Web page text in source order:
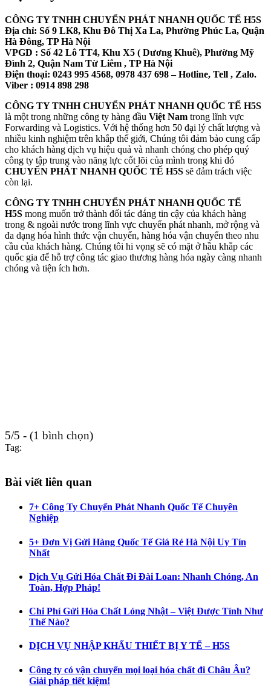
CÔNG TY TNHH CHUYỂN PHÁT NHANH QUỐC TẾ H5S
Địa chỉ: Số 9 LK8, Khu Đô Thị Xa La, Phường Phúc La, Quận
Hà Đông, TP Hà Nội
VPGD : Số 42 Lô TT4, Khu X5 ( Dương Khuê), Phường Mỹ
Đình 2, Quận Nam Từ Liêm , TP Hà Nội
Điện thoại: 0243 995 4568, 0978 437 698 – Hotline, Tell , Zalo.
Viber : 0914 898 298
CÔNG TY TNHH CHUYỂN PHÁT NHANH QUỐC TẾ H5S
là một trong những công ty hàng đầu Việt Nam trong lĩnh vực
Forwarding và Logistics. Với hệ thống hơn 50 đại lý chất lượng và
nhiều kinh nghiệm trên khắp thế giới, Chúng tôi đảm bảo cung cấp
cho khách hàng dịch vụ hiệu quả và nhanh chóng cho phép quý
công ty tập trung vào năng lực cốt lõi của mình trong khi đó
CHUYỂN PHÁT NHANH QUỐC TẾ H5S sẽ đảm trách việc
còn lại.
CÔNG TY TNHH CHUYỂN PHÁT NHANH QUỐC TẾ
H5S mong muốn trở thành đối tác đáng tin cậy của khách hàng
trong & ngoài nước trong lĩnh vực chuyển phát nhanh, mở rộng và
đa dạng hóa hình thức vận chuyển, hàng hóa vận chuyển theo nhu
cầu của khách hàng. Chúng tôi hi vọng sẽ có mặt ở hầu khắp các
quốc gia để hỗ trợ công tác giao thương hàng hóa ngày càng nhanh
chóng và tiện ích hơn.
5/5 - (1 bình chọn)
Tag:
Bài viết liên quan
7+ Công Ty Chuyển Phát Nhanh Quốc Tế Chuyên
Nghiệp
5+ Đơn Vị Gửi Hàng Quốc Tế Giá Rẻ Hà Nội Uy Tín
Nhất
Dịch Vụ Gửi Hóa Chất Đi Đài Loan: Nhanh Chóng, An
Toàn, Hợp Pháp!
Chi Phí Gửi Hóa Chất Lỏng Nhật – Việt Được Tính Như
Thế Nào?
DỊCH VỤ NHẬP KHẨU THIẾT BỊ Y TẾ – H5S
Công ty có vận chuyển mọi loại hóa chất đi Châu Âu?
Giải pháp tiết kiệm!